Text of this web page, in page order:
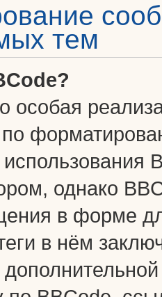
тем
особая
однако
в форме
в нём